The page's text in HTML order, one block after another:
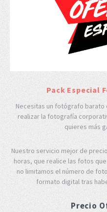
Pack Especial
Necesitas un fotógrafo barato
realizar la fotografía
quieres más
Nuestro servicio mejor de
horas, que realice las fotos
no limitamos el número de
formato digital tras
Precio